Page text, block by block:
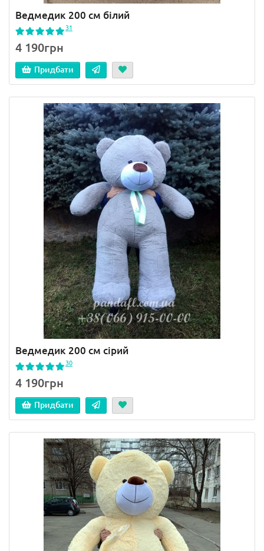
Ведмедик 200 см білий
31
4 190грн
Придбати
Ведмедик 200 см сірий
30
4 190грн
Придбати